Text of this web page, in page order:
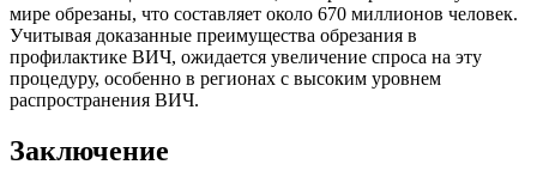
мире обрезаны, что составляет около 670 миллионов человек.
Учитывая доказанные преимущества обрезания в
профилактике ВИЧ, ожидается увеличение спроса на эту
процедуру, особенно в регионах с высоким уровнем
распространения ВИЧ.
Заключение